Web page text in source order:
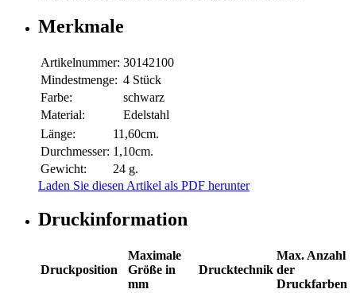
Merkmale
Artikelnummer: 30142100
Mindestmenge: 4 Stück
Farbe:
schwarz
Material:
Edelstahl
Länge:
11,60cm.
Durchmesser: 1,10cm.
Gewicht:
24 g.
Laden Sie diesen Artikel als PDF herunter
Druckinformation
Druckposition
Maximale
Größe in
mm
Drucktechnik
Max. Anzahl
der
Druckfarben